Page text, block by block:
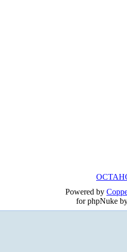
Powered by
for phpNuke